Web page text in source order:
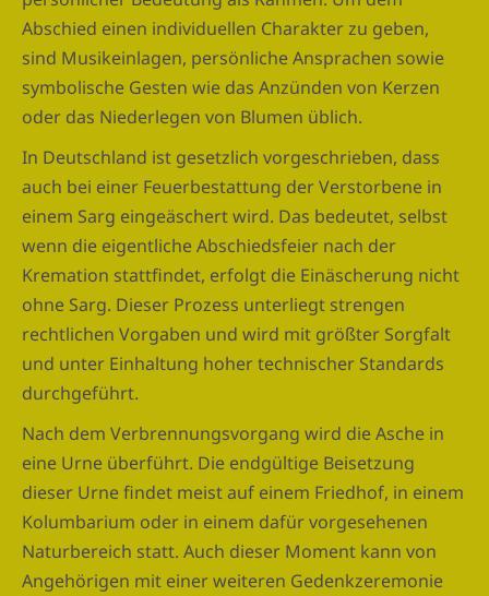
Abschied einen individuellen Charakter zu geben,
sind Musikeinlagen, persönliche Ansprachen sowie
symbolische Gesten wie das Anzünden von Kerzen
oder das Niederlegen von Blumen üblich.
In Deutschland ist gesetzlich vorgeschrieben, dass
auch bei einer Feuerbestattung der Verstorbene in
einem Sarg eingeäschert wird. Das bedeutet, selbst
wenn die eigentliche Abschiedsfeier nach der
Kremation stattfindet, erfolgt die Einäscherung nicht
ohne Sarg. Dieser Prozess unterliegt strengen
rechtlichen Vorgaben und wird mit größter Sorgfalt
und unter Einhaltung hoher technischer Standards
durchgeführt.
Nach dem Verbrennungsvorgang wird die Asche in
eine Urne überführt. Die endgültige Beisetzung
dieser Urne findet meist auf einem Friedhof, in einem
Kolumbarium oder in einem dafür vorgesehenen
Naturbereich statt. Auch dieser Moment kann von
Angehörigen mit einer weiteren Gedenkzeremonie